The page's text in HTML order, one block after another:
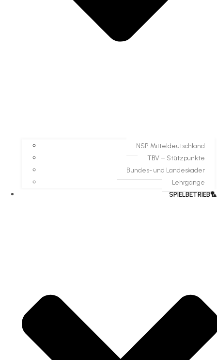
NSP Mitteldeutschland
TBV – Stützpunkte
Bundes- und Landeskader
Lehrgänge
SPIELBETRIEB🏸